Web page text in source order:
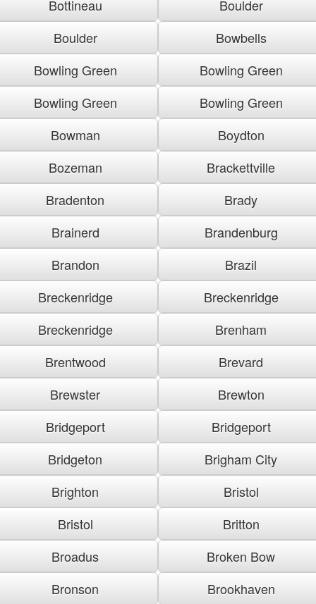
Bottineau
Boulder
Boulder
Bowbells
Bowling Green
Bowling Green
Bowling Green
Bowling Green
Bowman
Boydton
Bozeman
Brackettville
Bradenton
Brady
Brainerd
Brandenburg
Brandon
Brazil
Breckenridge
Breckenridge
Breckenridge
Brenham
Brentwood
Brevard
Brewster
Brewton
Bridgeport
Bridgeport
Bridgeton
Brigham City
Brighton
Bristol
Bristol
Britton
Broadus
Broken Bow
Bronson
Brookhaven